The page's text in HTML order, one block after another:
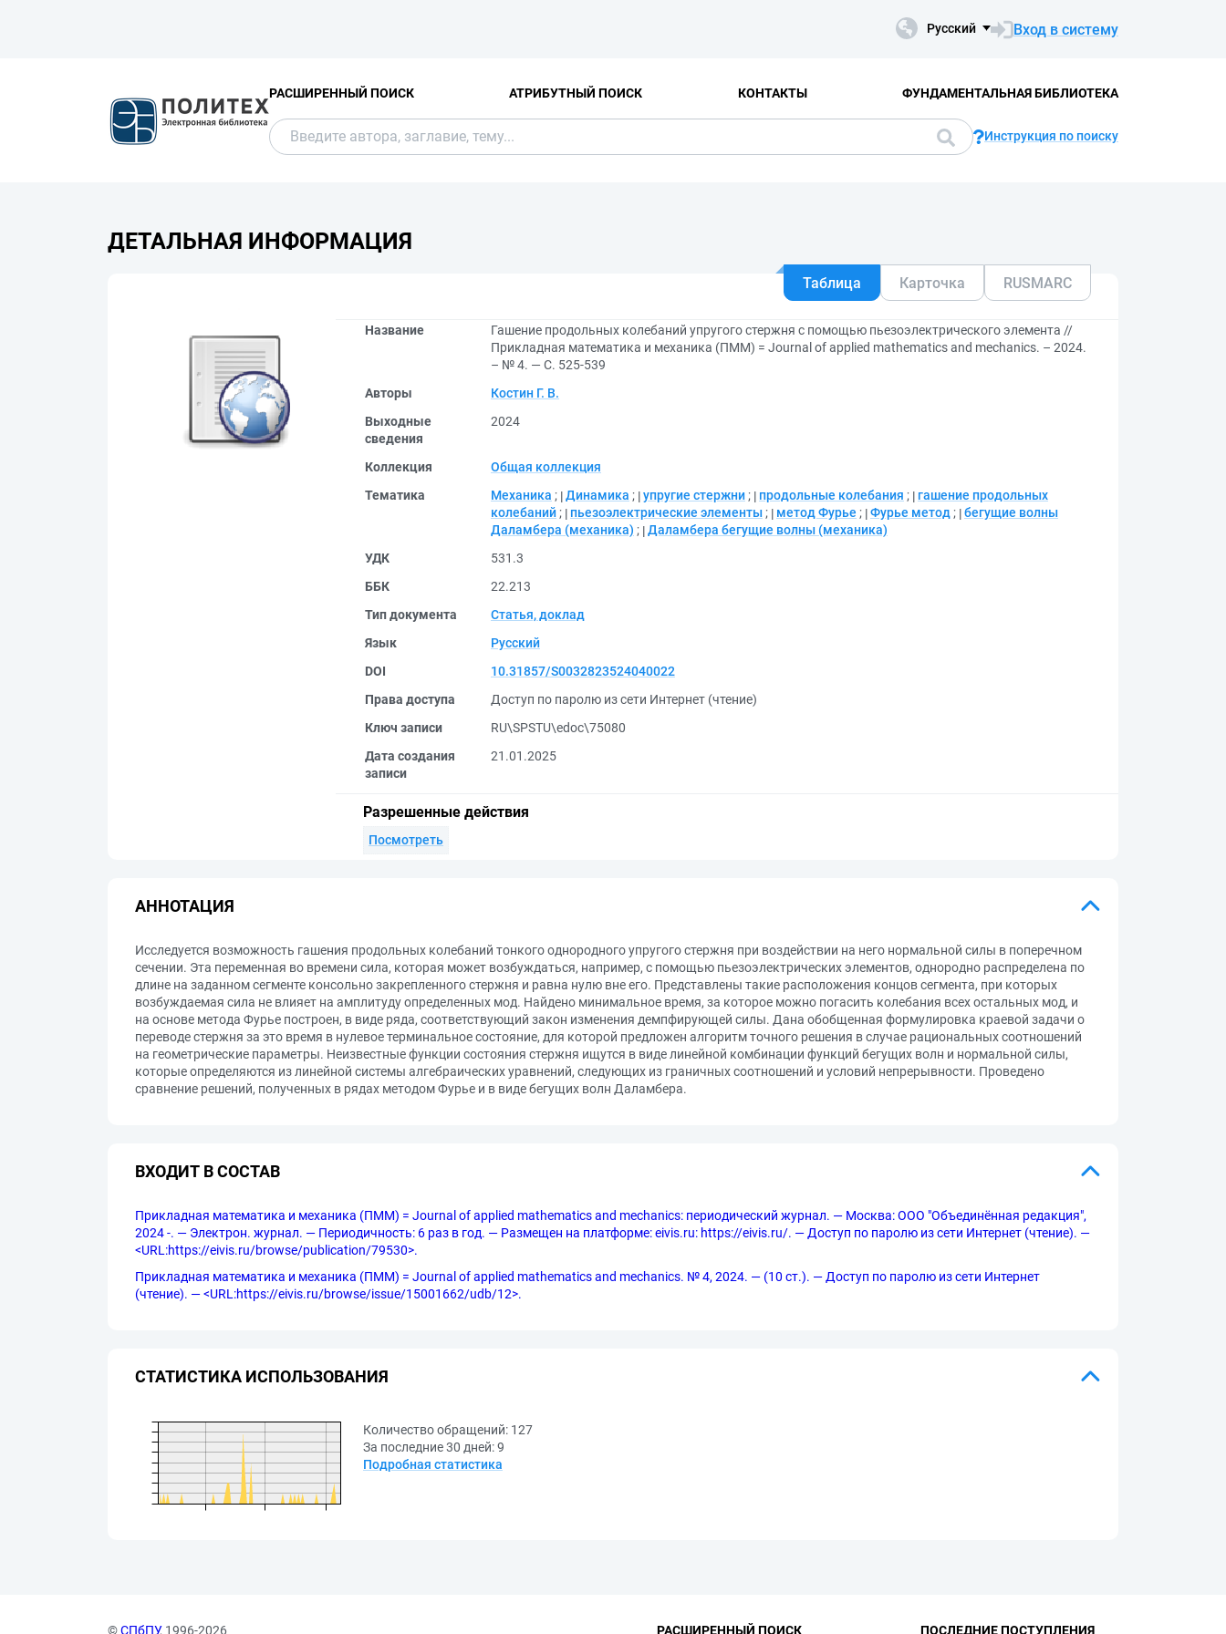
Русский Вход в систему
РАСШИРЕННЫЙ ПОИСК АТРИБУТНЫЙ ПОИСК КОНТАКТЫ ФУНДАМЕНТАЛЬНАЯ БИБЛИОТЕКА
Инструкция по поиску
ДЕТАЛЬНАЯ ИНФОРМАЦИЯ
Таблица Карточка RUSMARC
Название
Гашение продольных колебаний упругого стержня с помощью пьезоэлектрического элемента //
Прикладная математика и механика (ПММ) = Journal of applied mathematics and mechanics. – 2024.
– № 4. — С. 525-539
Авторы
Костин Г. В.
Выходные
сведения
2024
Коллекция
Общая коллекция
Тематика
Механика ; Динамика ; упругие стержни ; продольные колебания ;
гашение продольных
колебаний ; пьезоэлектрические элементы ; метод Фурье ; Фурье метод ; бегущие волны
Даламбера (механика) ; Даламбера бегущие волны (механика)
УДК
531.3
ББК
22.213
Тип документа
Статья, доклад
Язык
Русский
DOI
10.31857/S0032823524040022
Права доступа
Доступ по паролю из сети Интернет (чтение)
Ключ записи
RU\SPSTU\edoc\75080
Дата создания
записи
21.01.2025
Разрешенные действия
Посмотреть
АННОТАЦИЯ
Исследуется возможность гашения продольных колебаний тонкого однородного упругого стержня при воздействии на него нормальной силы в поперечном
сечении. Эта переменная во времени сила, которая может возбуждаться, например, с помощью пьезоэлектрических элементов, однородно распределена по
длине на заданном сегменте консольно закрепленного стержня и равна нулю вне его. Представлены такие расположения концов сегмента, при которых
возбуждаемая сила не влияет на амплитуду определенных мод. Найдено минимальное время, за которое можно погасить колебания всех остальных мод, и
на основе метода Фурье построен, в виде ряда, соответствующий закон изменения демпфирующей силы. Дана обобщенная формулировка краевой задачи о
переводе стержня за это время в нулевое терминальное состояние, для которой предложен алгоритм точного решения в случае рациональных соотношений
на геометрические параметры. Неизвестные функции состояния стержня ищутся в виде линейной комбинации функций бегущих волн и нормальной силы,
которые определяются из линейной системы алгебраических уравнений, следующих из граничных соотношений и условий непрерывности. Проведено
сравнение решений, полученных в рядах методом Фурье и в виде бегущих волн Даламбера.
ВХОДИТ В СОСТАВ
Прикладная математика и механика (ПММ) = Journal of applied mathematics and mechanics: периодический журнал. — Москва: ООО "Объединённая редакция",
2024 -. — Электрон. журнал. — Периодичность: 6 раз в год. — Размещен на платформе: eivis.ru: https://eivis.ru/. — Доступ по паролю из сети Интернет (чтение). —
<URL:https://eivis.ru/browse/publication/79530>.
Прикладная математика и механика (ПММ) = Journal of applied mathematics and mechanics. № 4, 2024. — (10 ст.). — Доступ по паролю из сети Интернет
(чтение). — <URL:https://eivis.ru/browse/issue/15001662/udb/12>.
СТАТИСТИКА ИСПОЛЬЗОВАНИЯ
Количество обращений: 127
За последние 30 дней:9
Подробная статистика
©СПбПУ, 1996-2026 РАСШИРЕННЫЙ ПОИСК ПОСЛЕДНИЕ ПОСТУПЛЕНИЯ